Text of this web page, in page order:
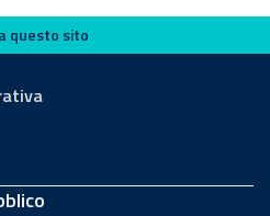
questo sito